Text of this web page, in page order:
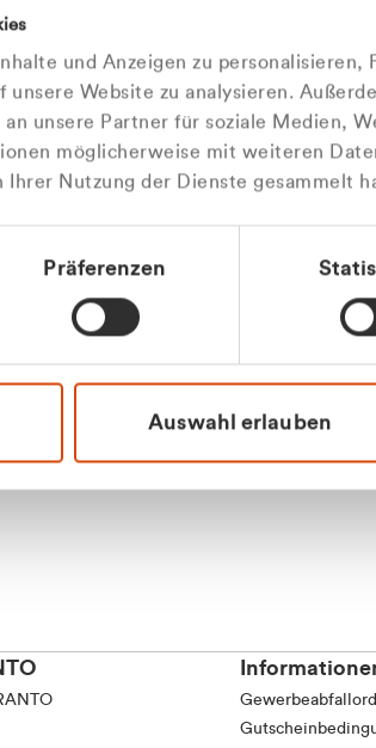
und Anzeigen zu personalisieren,
unsere Website zu analysieren.
unsere Partner für soziale Medien,
möglicherweise mit weiteren
Ihrer Nutzung der Dienste gesammelt
Präferenzen
Auswahl erlauben
Sie?
(inkl. MwSt.)
(exkl. MwSt.)
Sie
Wir sind gerne für Sie da